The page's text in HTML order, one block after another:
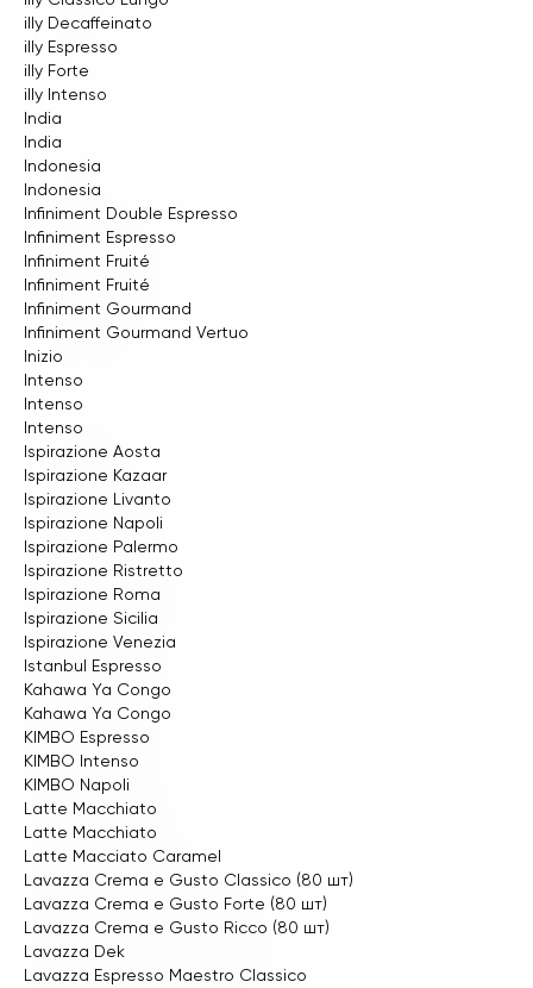
illy Decaffeinato
illy Espresso
illy Forte
illy Intenso
India
India
Indonesia
Indonesia
Infiniment Double Espresso
Infiniment Espresso
Infiniment Fruité
Infiniment Fruité
Infiniment Gourmand
Infiniment Gourmand Vertuo
Inizio
Intenso
Intenso
Intenso
Ispirazione Aosta
Ispirazione Kazaar
Ispirazione Livanto
Ispirazione Napoli
Ispirazione Palermo
Ispirazione Ristretto
Ispirazione Roma
Ispirazione Sicilia
Ispirazione Venezia
Istanbul Espresso
Kahawa Ya Congo
Kahawa Ya Congo
KIMBO Espresso
KIMBO Intenso
KIMBO Napoli
Latte Macchiato
Latte Macchiato
Latte Macciato Caramel
Lavazza Crema e Gusto Classico (80 шт)
Lavazza Crema e Gusto Forte (80 шт)
Lavazza Crema e Gusto Ricco (80 шт)
Lavazza Dek
Lavazza Espresso Maestro Classico